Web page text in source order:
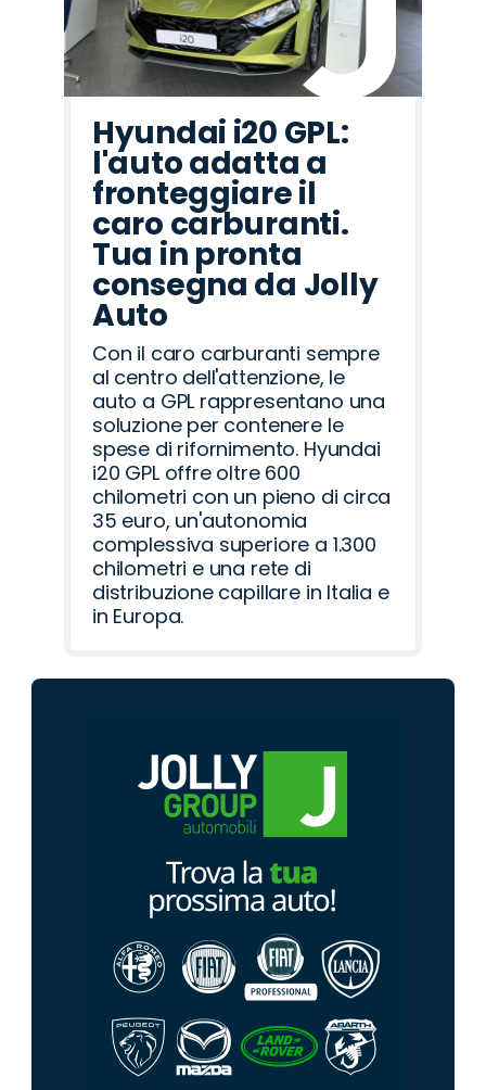
Hyundai i20 GPL:
l'auto adatta a
fronteggiare il
caro carburanti.
Tua in pronta
consegna da Jolly
Auto
Con il caro carburanti sempre
al centro dell'attenzione, le
auto a GPL rappresentano una
soluzione per contenere le
spese di rifornimento. Hyundai
i20 GPL offre oltre 600
chilometri con un pieno di circa
35 euro, un'autonomia
complessiva superiore a 1.300
chilometri e una rete di
distribuzione capillare in Italia e
in Europa.